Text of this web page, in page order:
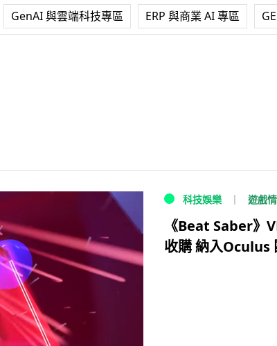
GenAI 與雲端科技專區 ERP 與商業 AI 專區
科技娛樂 遊戲
《Beat Saber》
收購 納入Oculus